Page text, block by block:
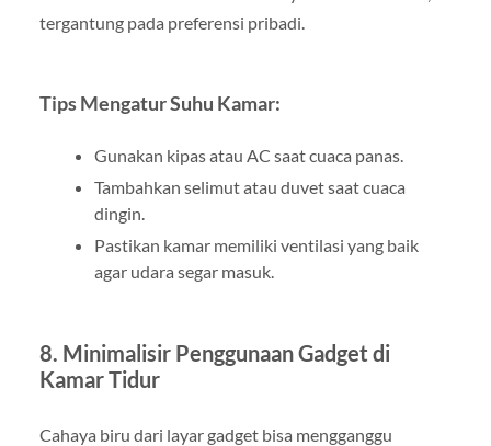
tergantung pada preferensi pribadi.
Tips Mengatur Suhu Kamar:
Gunakan kipas atau AC saat cuaca panas.
Tambahkan selimut atau duvet saat cuaca
dingin.
Pastikan kamar memiliki ventilasi yang baik
agar udara segar masuk.
8. Minimalisir Penggunaan Gadget di
Kamar Tidur
Cahaya biru dari layar gadget bisa mengganggu